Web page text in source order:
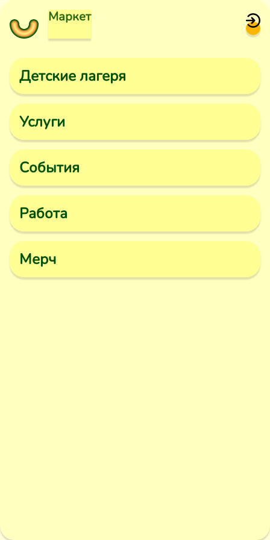
Маркет
Детские лагеря
Услуги
События
Работа
Мерч